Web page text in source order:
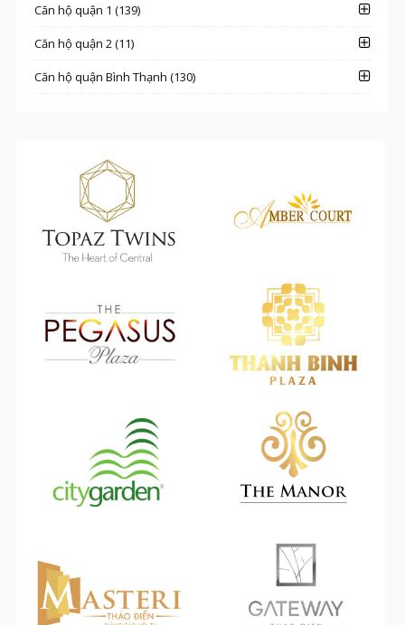
Căn hộ quận 1 (139)
Căn hộ quận 2 (11)
Căn hộ quận Bình Thạnh (130)